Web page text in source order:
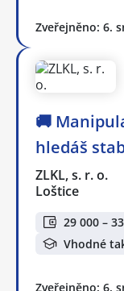
Zveřejněno: 6.
🚚
hledáš
ZLKL, s. r. o.
Loštice
29 000 –
Vhodné
Zveřejněno: 6.